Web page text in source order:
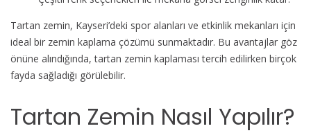
Tartan zemin, Kayseri’deki spor alanları ve etkinlik mekanları için
ideal bir zemin kaplama çözümü sunmaktadır. Bu avantajlar göz
önüne alındığında, tartan zemin kaplaması tercih edilirken birçok
fayda sağladığı görülebilir.
Tartan Zemin Nasıl Yapılır?